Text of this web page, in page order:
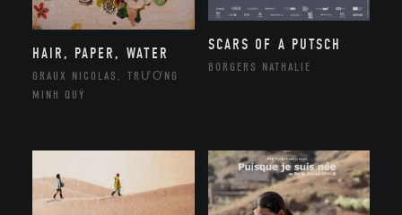
HAIR, PAPER, WATER
GRAUX NICOLAS, TRƯƠNG
MINH QUÝ
SCARS OF A PUTSCH
BORGERS NATHALIE